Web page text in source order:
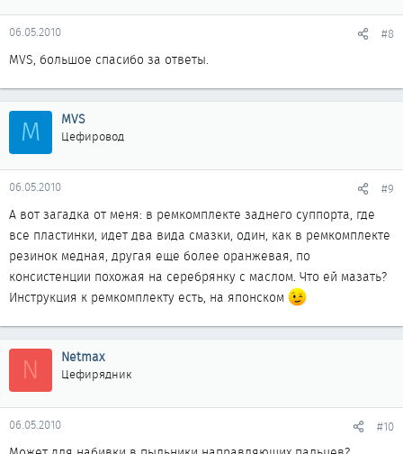
06.05.2010 #8
MVS, большое спасибо за ответы.
M MVS
Цефировод
06.05.2010 #9
А вот загадка от меня: в ремкомплекте заднего суппорта, где
все пластинки, идет два вида смазки, один, как в ремкомплекте
резинок медная, другая еще более оранжевая, по
консистенции похожая на серебрянку с маслом. Что ей мазать?
Инструкция к ремкомплекту есть, на японском
N Netmax
Цефирядник
06.05.2010 #10